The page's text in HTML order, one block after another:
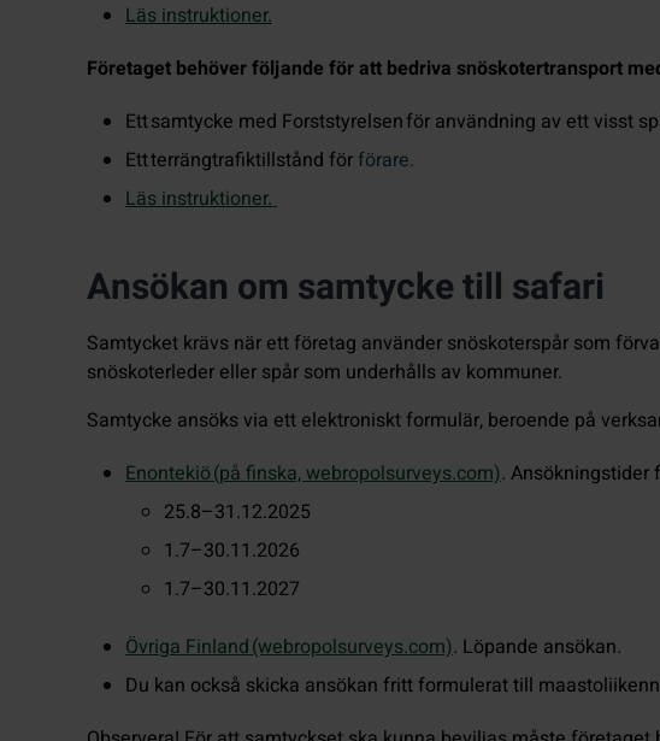
Läs instruktioner.
Företaget behöver följande för att bedriva snöskotertransport
Ett samtycke med Forststyrelsen för användning av ett visst
Ett terrängtrafiktillstånd för förare.
Läs instruktioner.
Ansökan om samtycke till safari
Samtycket krävs när ett företag använder snöskoterspår som
snöskoterleder eller spår som underhålls av kommuner.
Samtycke ansöks via ett elektroniskt formulär, beroende på
Enontekiö (på finska, webropolsurveys.com). Ansökningstider
25.8–31.12.2025
1.7–30.11.2026
1.7–30.11.2027
Övriga Finland (webropolsurveys.com). Löpande ansökan.
Du kan också skicka ansökan fritt formulerat till